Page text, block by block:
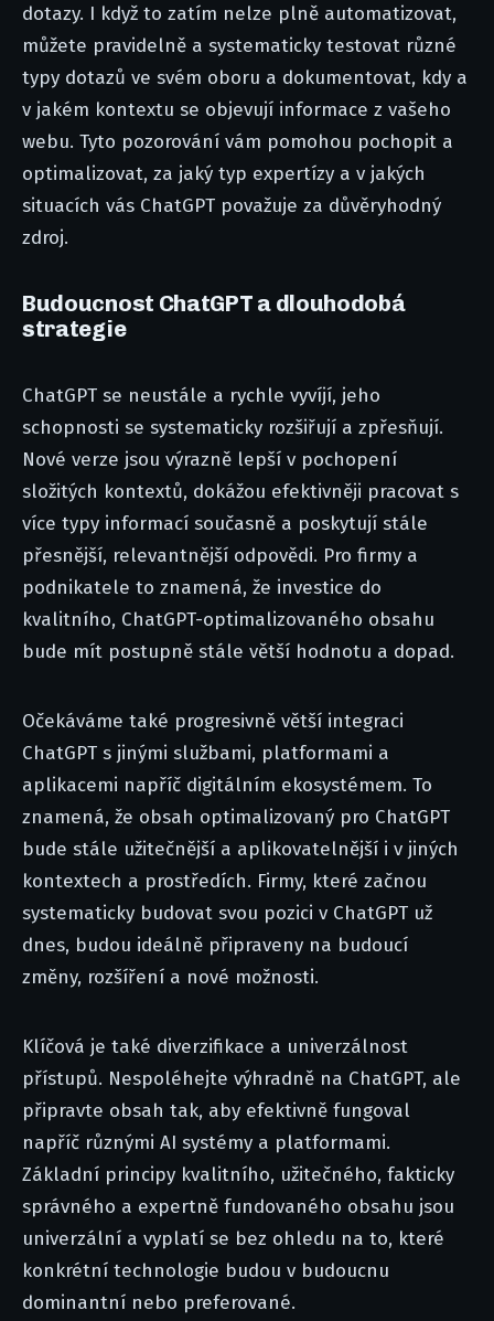
dotazy. I když to zatím nelze plně automatizovat,
můžete pravidelně a systematicky testovat různé
typy dotazů ve svém oboru a dokumentovat, kdy a
v jakém kontextu se objevují informace z vašeho
webu. Tyto pozorování vám pomohou pochopit a
optimalizovat, za jaký typ expertízy a v jakých
situacích vás ChatGPT považuje za důvěryhodný
zdroj.
Budoucnost ChatGPT a dlouhodobá
strategie
ChatGPT se neustále a rychle vyvíjí, jeho
schopnosti se systematicky rozšiřují a zpřesňují.
Nové verze jsou výrazně lepší v pochopení
složitých kontextů, dokážou efektivněji pracovat s
více typy informací současně a poskytují stále
přesnější, relevantnější odpovědi. Pro firmy a
podnikatele to znamená, že investice do
kvalitního, ChatGPT-optimalizovaného obsahu
bude mít postupně stále větší hodnotu a dopad.
Očekáváme také progresivně větší integraci
ChatGPT s jinými službami, platformami a
aplikacemi napříč digitálním ekosystémem. To
znamená, že obsah optimalizovaný pro ChatGPT
bude stále užitečnější a aplikovatelnější i v jiných
kontextech a prostředích. Firmy, které začnou
systematicky budovat svou pozici v ChatGPT už
dnes, budou ideálně připraveny na budoucí
změny, rozšíření a nové možnosti.
Klíčová je také diverzifikace a univerzálnost
přístupů. Nespoléhejte výhradně na ChatGPT, ale
připravte obsah tak, aby efektivně fungoval
napříč různými AI systémy a platformami.
Základní principy kvalitního, užitečného, fakticky
správného a expertně fundovaného obsahu jsou
univerzální a vyplatí se bez ohledu na to, které
konkrétní technologie budou v budoucnu
dominantní nebo preferované.